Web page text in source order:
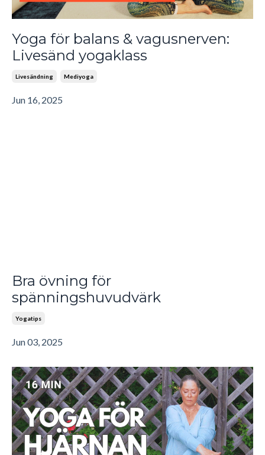
Yoga för balans & vagusnerven:
Livesänd yogaklass
Livesändning Mediyoga
Jun 16, 2025
Bra övning för
spänningshuvudvärk
Yogatips
Jun 03, 2025